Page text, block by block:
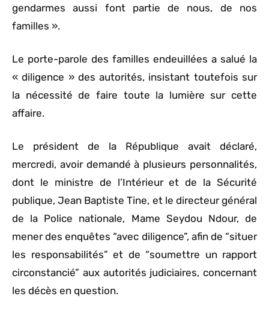
gendarmes aussi font partie de nous, de nos
familles ».
Le porte-parole des familles endeuillées a salué la
« diligence » des autorités, insistant toutefois sur
la nécessité de faire toute la lumière sur cette
affaire.
Le président de la République avait déclaré,
mercredi, avoir demandé à plusieurs personnalités,
dont le ministre de l’Intérieur et de la Sécurité
publique, Jean Baptiste Tine, et le directeur général
de la Police nationale, Mame Seydou Ndour, de
mener des enquêtes “avec diligence”, afin de “situer
les responsabilités” et de “soumettre un rapport
circonstancié” aux autorités judiciaires, concernant
les décès en question.